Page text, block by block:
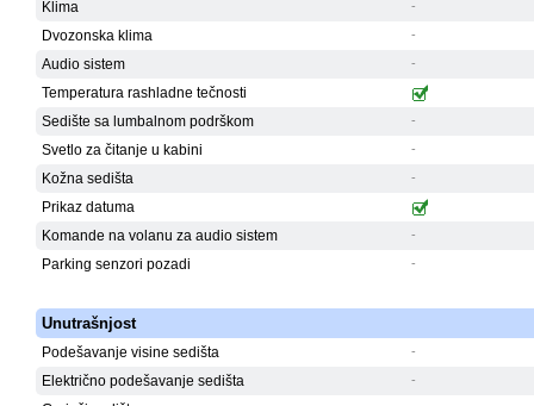
Klima -
Dvozonska klima -
Audio sistem -
Temperatura rashladne tečnosti
Sedište sa lumbalnom podrškom
-
Svetlo za čitanje u kabini -
Kožna sedišta -
Prikaz datuma
Komande na volanu za audio sistem
-
Parking senzori pozadi -
Unutrašnjost
Podešavanje visine sedišta -
Električno podešavanje sedišta -